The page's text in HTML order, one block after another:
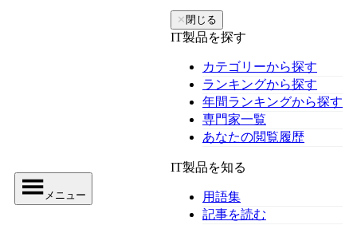
メニュー
✕ 閉じる
IT製品を探す
カテゴリーから探す
ランキングから探す
年間ランキングから探す
専門家一覧
あなたの閲覧履歴
IT製品を知る
用語集
記事を読む